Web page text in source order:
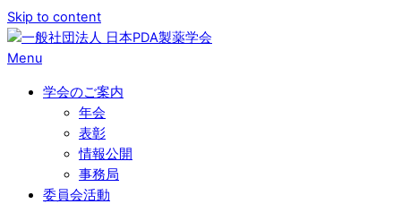
Skip to content
Menu
学会のご案内
年会
表彰
情報公開
事務局
委員会活動